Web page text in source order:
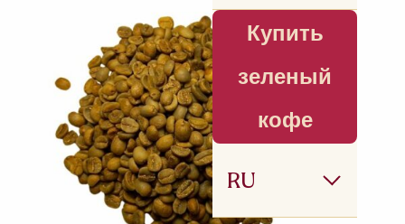
Купить
зеленый
кофе
RU